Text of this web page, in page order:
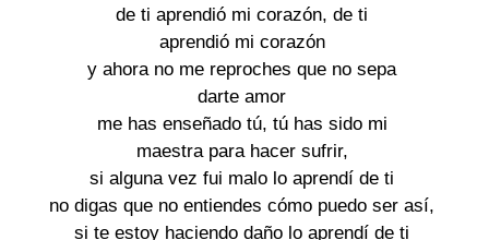
de ti aprendió mi corazón, de ti
aprendió mi corazón
y ahora no me reproches que no sepa
darte amor
me has enseñado tú, tú has sido mi
maestra para hacer sufrir,
si alguna vez fui malo lo aprendí de ti
no digas que no entiendes cómo puedo ser así,
si te estoy haciendo daño lo aprendí de ti